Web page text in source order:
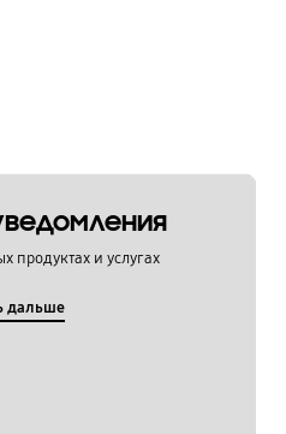
продуктах и услугах
дальше